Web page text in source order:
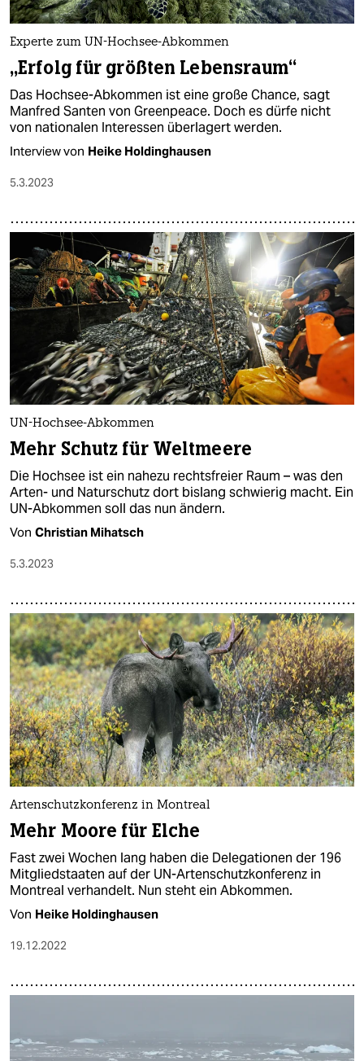
Experte zum UN-Hochsee-Abkommen
„Erfolg für größten Lebensraum“
Das Hochsee-Abkommen ist eine große Chance, sagt
Manfred Santen von Greenpeace. Doch es dürfe nicht
von nationalen Interessen überlagert werden.
Interview von Heike Holdinghausen
5.3.2023
UN-Hochsee-Abkommen
Mehr Schutz für Weltmeere
Die Hochsee ist ein nahezu rechtsfreier Raum – was den
Arten- und Naturschutz dort bislang schwierig macht. Ein
UN-Abkommen soll das nun ändern.
Von Christian Mihatsch
5.3.2023
Artenschutzkonferenz in Montreal
Mehr Moore für Elche
Fast zwei Wochen lang haben die Delegationen der 196
Mitgliedstaaten auf der UN-Artenschutzkonferenz in
Montreal verhandelt. Nun steht ein Abkommen.
Von Heike Holdinghausen
19.12.2022